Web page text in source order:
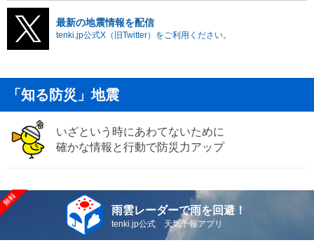
最新の地震情報を配信
tenki.jp公式X（旧Twitter）をご利用ください。
「知る防災」地震
いざという時にあわてないために
確かな情報と行動で防災力アップ
雨雲レーダーで雨を回避！
tenki.jp公式 天気予報アプリ